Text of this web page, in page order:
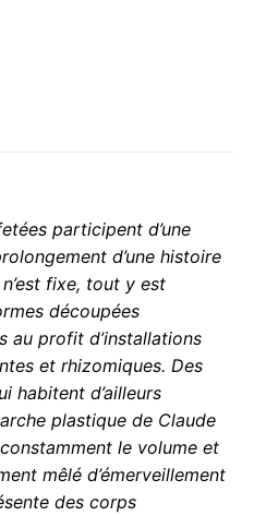
participent d’une
d’une histoire
fixe, tout y est
découpées
au profit d’installations
et rhizomiques. Des
habitent d’ailleurs
plastique de Claude
le volume et
mêlé d’émerveillement
des corps